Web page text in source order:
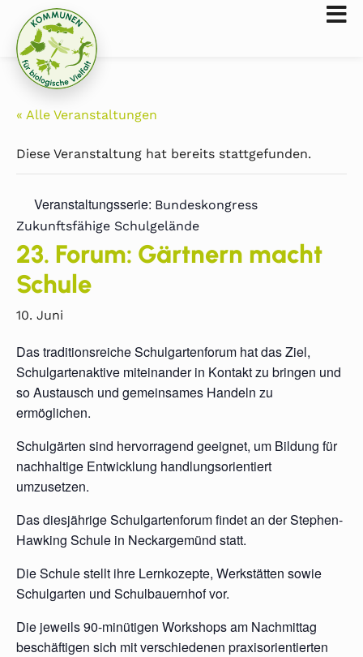
« Alle Veranstaltungen
Diese Veranstaltung hat bereits stattgefunden.
Veranstaltungsserie: Bundeskongress
Zukunftsfähige Schulgelände
23. Forum: Gärtnern macht
Schule
10. Juni
Das traditionsreiche Schulgartenforum hat das Ziel,
Schulgartenaktive miteinander in Kontakt zu bringen und
so Austausch und gemeinsames Handeln zu
ermöglichen.
Schulgärten sind hervorragend geeignet, um Bildung für
nachhaltige Entwicklung handlungsorientiert
umzusetzen.
Das diesjährige Schulgartenforum findet an der Stephen-
Hawking Schule in Neckargemünd statt.
Die Schule stellt ihre Lernkozepte, Werkstätten sowie
Schulgarten und Schulbauernhof vor.
Die jeweils 90-minütigen Workshops am Nachmittag
beschäftigen sich mit verschiedenen praxisorientierten